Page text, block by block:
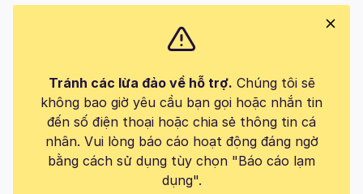
Tránh các lừa đảo về hỗ trợ. Chúng tôi sẽ
không bao giờ yêu cầu bạn gọi hoặc nhắn tin
đến số điện thoại hoặc chia sẻ thông tin cá
nhân. Vui lòng báo cáo hoạt động đáng ngờ
bằng cách sử dụng tùy chọn "Báo cáo lạm
dụng".